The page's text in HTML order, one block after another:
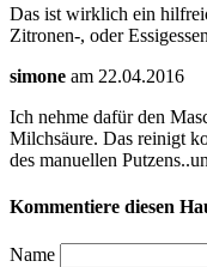
Das ist wirklich ein
Zitronen-, oder
simone am 22.04.2016
Ich nehme dafür den
Milchsäure. Das reinigt
des manuellen
Kommentiere diesen
Name